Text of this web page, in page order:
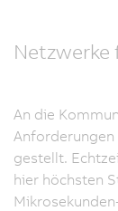
An die
gestellt.
hier höchsten